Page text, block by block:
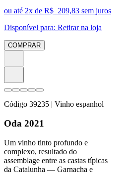
ou até 2x de R$ 209,83 sem juros
Disponível para: Retirar na loja
COMPRAR
Código 39235 | Vinho espanhol
Oda 2021
Um vinho tinto profundo e
complexo, resultado do
assemblage entre as castas típicas
da Catalunha — Garnacha e